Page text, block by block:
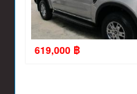
619,000 ฿